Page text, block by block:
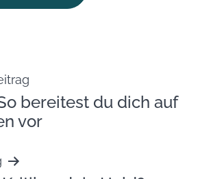
bereitest du dich auf
vor